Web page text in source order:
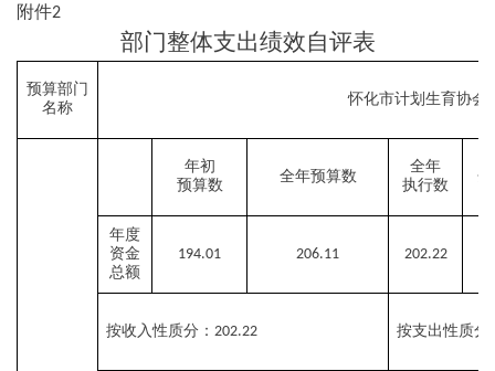
附件2
部门整体支出绩效自评表
预算部门
名称
怀化市计划生育协
年初
预算数
全年预算数
全年
执行数
年度
资金
总额
194.01 206.11 202.22
按收入性质分：202.22 按支出性质分